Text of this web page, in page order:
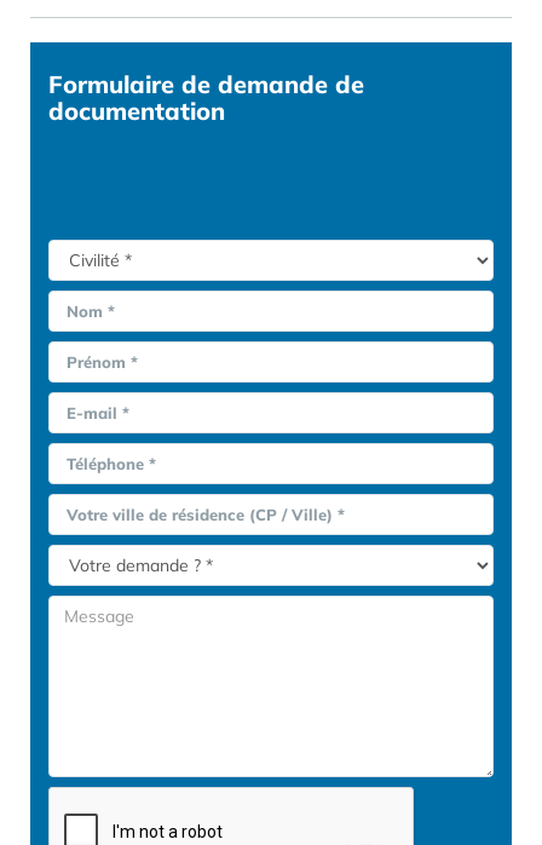
Formulaire de demande de
documentation
Nom *
Prénom *
E-mail *
Téléphone *
Votre ville de résidence (CP / Ville) *